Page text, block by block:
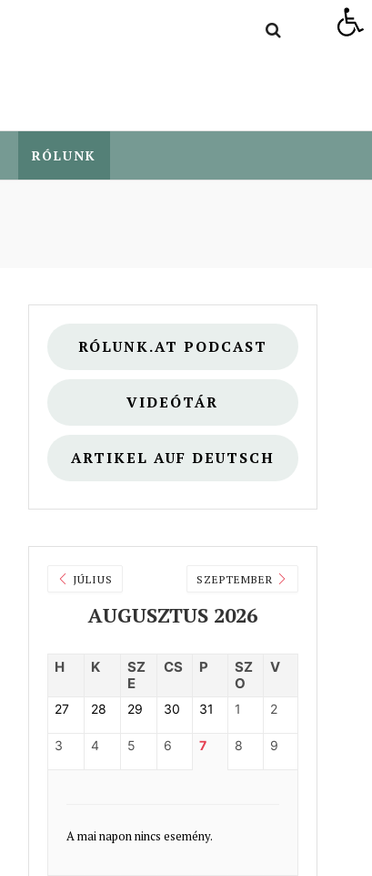
RÓLUNK
RÓLUNK.AT PODCAST
VIDEÓTÁR
ARTIKEL AUF DEUTSCH
JÚLIUS
AUGUSZTUS 2026
SZEPTEMBER
H K
SZ
E
CS P
SZ
O
V
27 28 29 30 31 1 2
3 4 5 6 7 8 9
A mai napon nincs esemény.